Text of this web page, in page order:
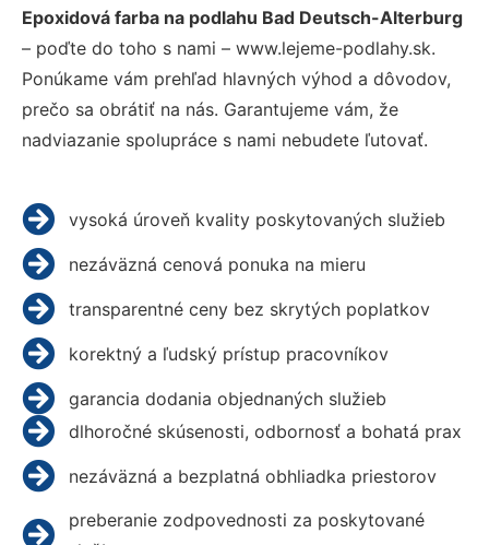
Epoxidová farba na podlahu Bad Deutsch-Alterburg
– poďte do toho s nami – www.lejeme-podlahy.sk.
Ponúkame vám prehľad hlavných výhod a dôvodov,
prečo sa obrátiť na nás. Garantujeme vám, že
nadviazanie spolupráce s nami nebudete ľutovať.
vysoká úroveň kvality poskytovaných služieb
nezáväzná cenová ponuka na mieru
transparentné ceny bez skrytých poplatkov
korektný a ľudský prístup pracovníkov
garancia dodania objednaných služieb
dlhoročné skúsenosti, odbornosť a bohatá prax
nezáväzná a bezplatná obhliadka priestorov
preberanie zodpovednosti za poskytované